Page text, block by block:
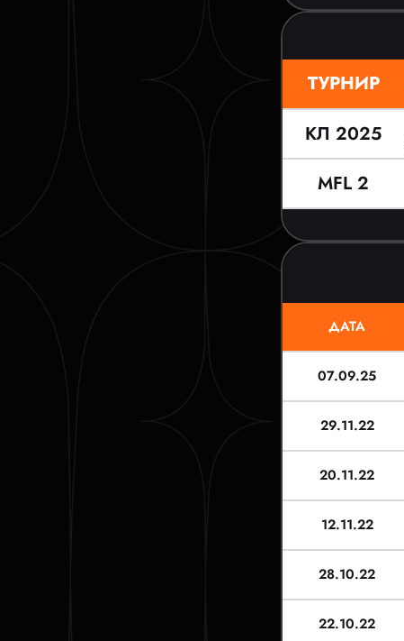
ТУРНИР
КЛ 2025
MFL 2
ДАТА
07.09.25
29.11.22
20.11.22
12.11.22
28.10.22
22.10.22